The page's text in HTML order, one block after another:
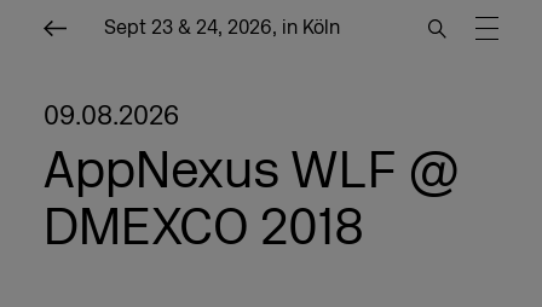
Sept 23 & 24, 2026, in Köln
09.08.2026
AppNexus WLF @
DMEXCO 2018